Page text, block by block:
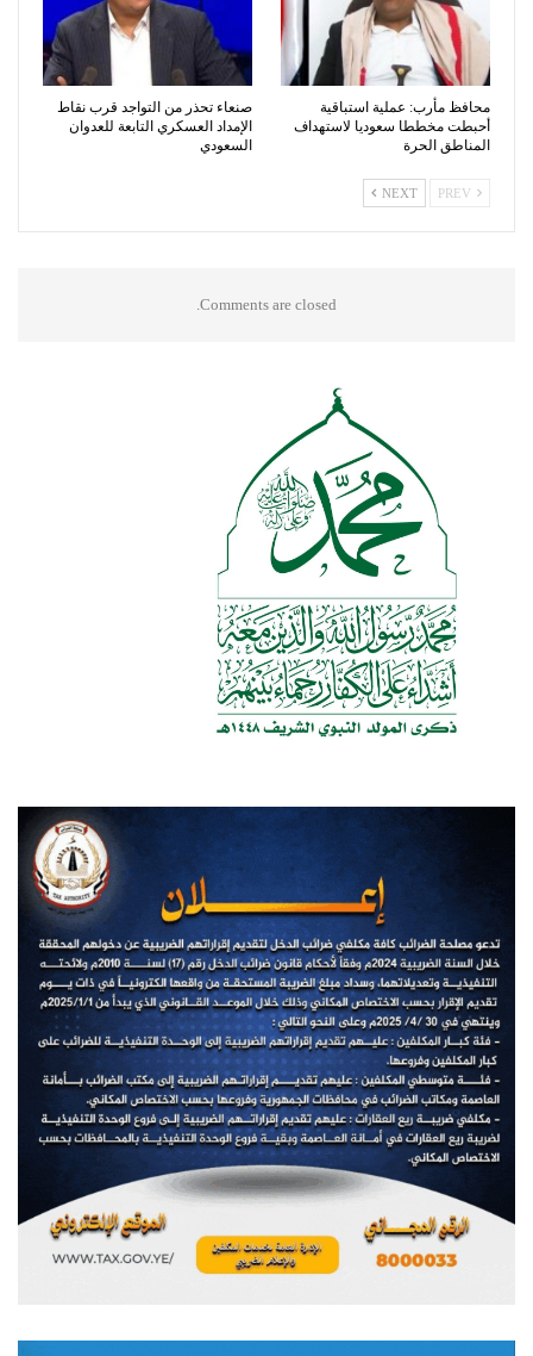
محافظ مأرب: عملية استباقية
أحبطت مخططا سعوديا لاستهداف
المناطق الحرة
صنعاء تحذر من التواجد قرب نقاط
الإمداد العسكري التابعة للعدوان
السعودي
NEXT
Comments are closed.